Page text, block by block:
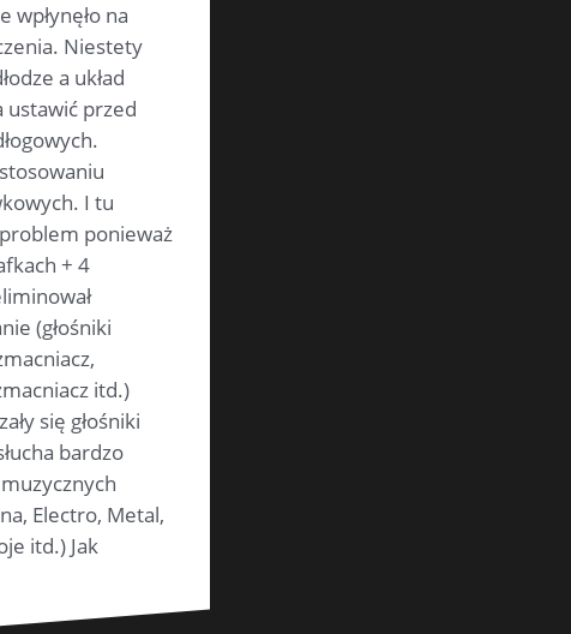
wpłynęło na
Niestety
a układ
ustawić przed
I tu
ponieważ
+ 4
(głośniki
itd.)
się głośniki
bardzo
Electro, Metal,
itd.) Jak